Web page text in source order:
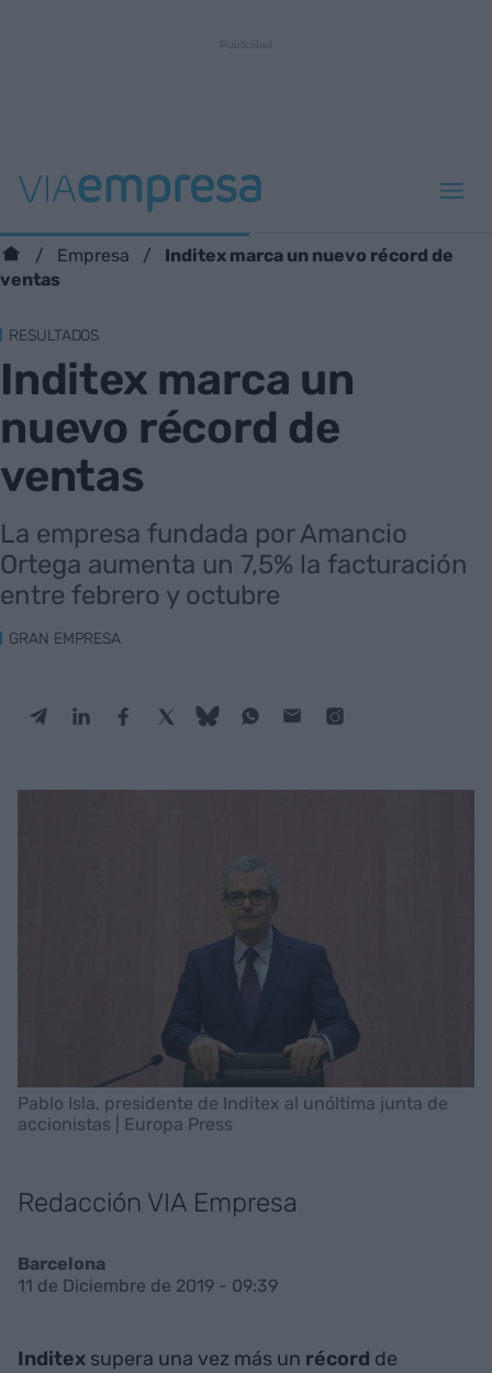
Empresa
Inditex marca un nuevo récord de
ventas
RESULTADOS
Inditex marca un
nuevo récord de
ventas
La empresa fundada por Amancio
Ortega aumenta un 7,5% la facturación
entre febrero y octubre
GRAN EMPRESA
Pablo Isla, presidente de Inditex al unóltima junta de
accionistas | Europa Press
Redacción VIA Empresa
Barcelona
11 de Diciembre de 2019 - 09:39
Inditex supera una vez más un récord de